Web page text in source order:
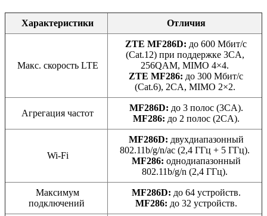
Характеристики Отличия
Макс. скорость LTE
ZTE MF286D: до 600 Мбит/с
(Cat.12) при поддержке 3CA,
256QAM, MIMO 4×4.
ZTE MF286: до 300 Мбит/с
(Cat.6), 2CA, MIMO 2×2.
Агрегация частот
MF286D: до 3 полос (3CA).
MF286: до 2 полос (2CA).
Wi‑Fi
MF286D: двухдиапазонный
802.11b/g/n/ac (2,4 ГГц + 5 ГГц).
MF286: однодиапазонный
802.11b/g/n (2,4 ГГц).
Максимум
подключений
MF286D: до 64 устройств.
MF286: до 32 устройств.